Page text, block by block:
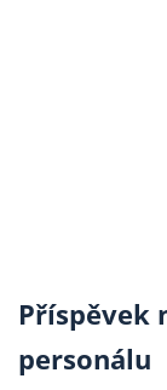
Příspěvek
personálu